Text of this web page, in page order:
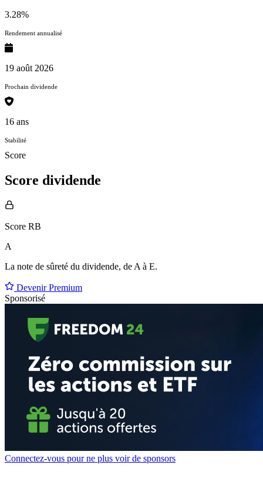
3.28%
Rendement annualisé
19 août 2026
Prochain dividende
16 ans
Stabilité
Score
Score dividende
Score RB
A
La note de sûreté du dividende, de A à E.
Devenir Premium
Sponsorisé
Connectez-vous pour ne plus voir de sponsors